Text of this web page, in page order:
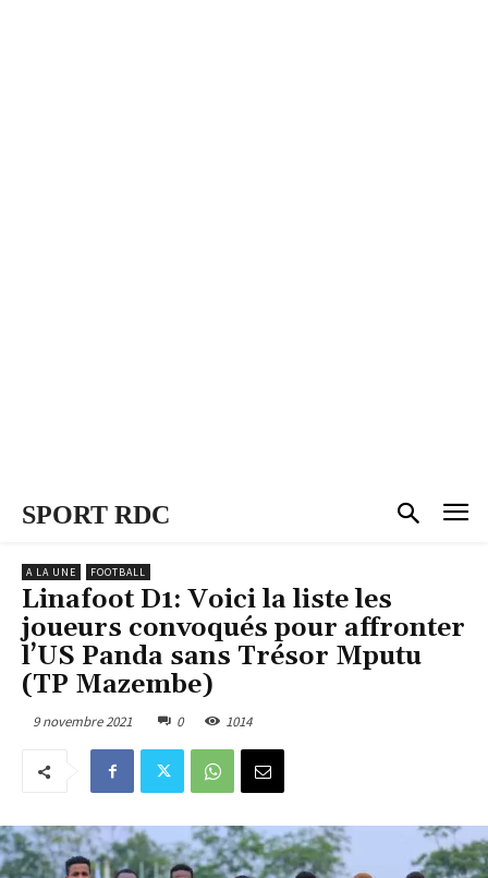
SPORT RDC
A LA UNE FOOTBALL
Linafoot D1: Voici la liste les
joueurs convoqués pour affronter
l’US Panda sans Trésor Mputu
(TP Mazembe)
9 novembre 2021 0 1014